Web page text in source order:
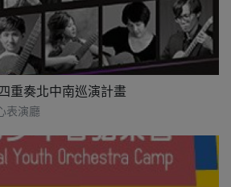
重奏北中南巡演計畫
表演廳